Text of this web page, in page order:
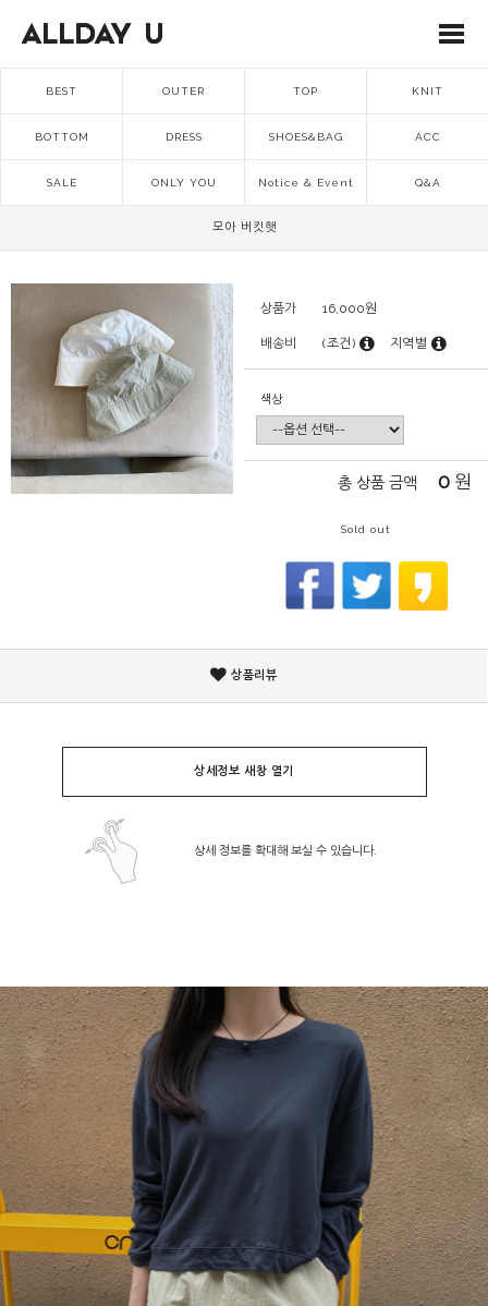
BEST OUTER TOP KNIT
BOTTOM DRESS SHOES&BAG ACC
SALE ONLY YOU Notice & Event Q&A
모아 버킷햇
상품가 16,000원
배송비 (조건) 지역별
색상
총 상품 금액 0 원
Sold out
상품리뷰
상세정보 새창 열기
상세 정보를 확대해 보실 수 있습니다.